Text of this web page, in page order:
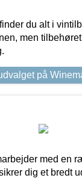
du alt i
men
på
med en
dig et bredt